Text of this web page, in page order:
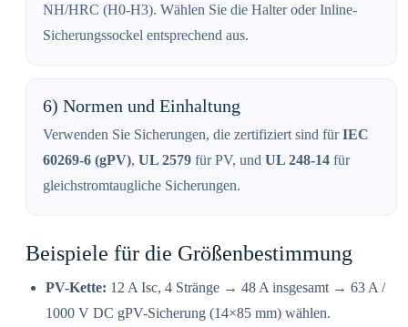
NH/HRC (H0-H3). Wählen Sie die Halter oder Inline-
Sicherungssockel entsprechend aus.
6) Normen und Einhaltung
Verwenden Sie Sicherungen, die zertifiziert sind fürIEC
60269-6 (gPV), UL 2579 für PV, und UL 248-14 für
gleichstromtaugliche Sicherungen.
Beispiele für die Größenbestimmung
PV-Kette: 12 A Isc, 4 Stränge → 48 A insgesamt → 63 A /
1000 V DC gPV-Sicherung (14×85 mm) wählen.